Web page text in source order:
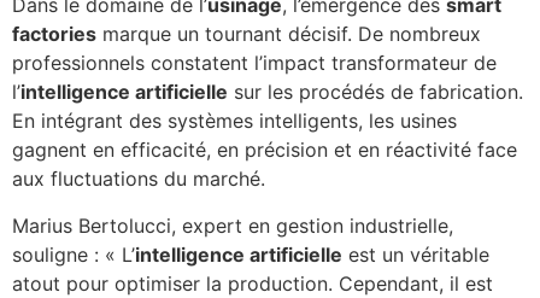
Dans le domaine de l’usinage, l’émergence des smart
factories marque un tournant décisif. De nombreux
professionnels constatent l’impact transformateur de
l’intelligence artificielle sur les procédés de fabrication.
En intégrant des systèmes intelligents, les usines
gagnent en efficacité, en précision et en réactivité face
aux fluctuations du marché.
Marius Bertolucci, expert en gestion industrielle,
souligne : « L’intelligence artificielle est un véritable
atout pour optimiser la production. Cependant, il est